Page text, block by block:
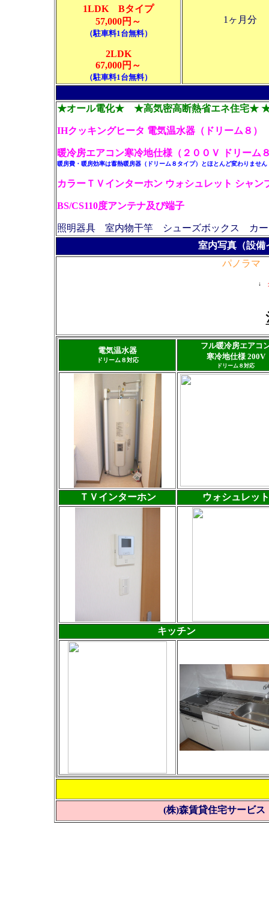
1LDK Bタイプ
57,000円～
（駐車料1台無料）
2LDK
67,000円～
（駐車料1台無料）
1ヶ月分
★オール電化★ ★高気密高断熱省エネ住宅★ ★
IHクッキングヒータ 電気温水器（ドリーム８）
暖冷房エアコン寒冷地仕様（２００Ｖ ドリーム
暖房費・暖房効率は蓄熱暖房器（ドリーム８タイプ）とほとんど変わりませ
カラーＴＶインターホン ウォシュレット シャン
BS/CS110度アンテナ及び端子
照明器具 室内物干竿 シューズボックス
カ
室内写真（設
パノラマ
↓
電気温水器
ドリーム８対応
フル暖冷房エアコ
寒冷地仕様 200V
ドリーム８対応
ＴＶインターホン ウォシュレット
キッチン
(株)森賃貸住宅サービス